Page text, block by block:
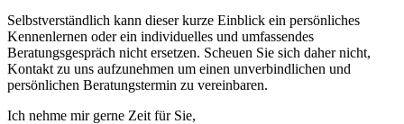
Selbstverständlich kann dieser kurze Einblick ein persönliches
Kennenlernen oder ein individuelles und umfassendes
Beratungsgespräch nicht ersetzen. Scheuen Sie sich daher nicht,
Kontakt zu uns aufzunehmen um einen unverbindlichen und
persönlichen Beratungstermin zu vereinbaren.
Ich nehme mir gerne Zeit für Sie,